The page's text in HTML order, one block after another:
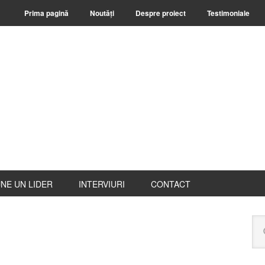
Prima pagină Noutăți Despre proiect Testimoniale
UN LIDER INTERVIURI CONTACT